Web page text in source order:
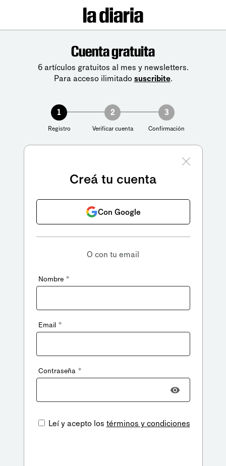
Cuenta gratuita
6 artículos gratuitos al mes y newsletters.
Para acceso ilimitado suscribite.
1
Registro
2
Verificar cuenta
3
Confirmación
Creá tu cuenta
Con Google
O con tu email
Nombre *
Email *
Contraseña *
Leí y acepto los términos y condiciones